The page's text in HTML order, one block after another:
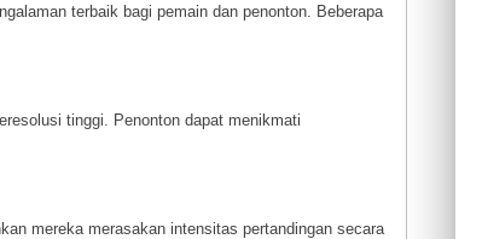
terbaik bagi pemain dan penonton. Beberapa
tinggi. Penonton dapat menikmati
mereka merasakan intensitas pertandingan secara